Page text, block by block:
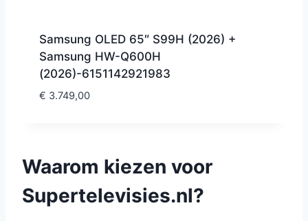
Samsung OLED 65″ S99H (2026) +
Samsung HW-Q600H
(2026)-6151142921983
€ 3.749,00
Waarom kiezen voor
Supertelevisies.nl?